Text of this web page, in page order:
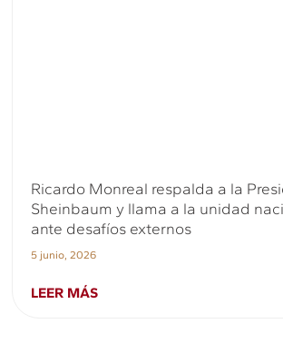
Ricardo Monreal respalda a la
Sheinbaum y llama a la unidad
ante desafíos externos
5 junio, 2026
LEER MÁS